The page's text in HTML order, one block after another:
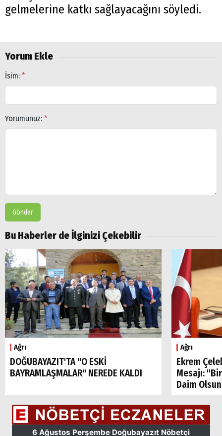
gelmelerine katkı sağlayacağını söyledi.
Yorum Ekle
İsim: *
Yorumunuz: *
Gönder
Bu Haberler de İlginizi Çekebilir
Ağrı
DOĞUBAYAZIT'TA "O ESKİ
BAYRAMLAŞMALAR" NEREDE KALDI
Ağrı
Ekrem
Mesajı:
Daim
Arama
Popüler
Aramalar:
Ağrı
Doğubayazıt